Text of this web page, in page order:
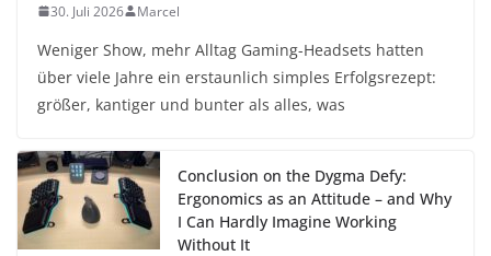
30. Juli 2026 Marcel
Weniger Show, mehr Alltag Gaming-Headsets hatten
über viele Jahre ein erstaunlich simples Erfolgsrezept:
größer, kantiger und bunter als alles, was
Conclusion on the Dygma Defy:
Ergonomics as an Attitude – and Why
I Can Hardly Imagine Working
Without It